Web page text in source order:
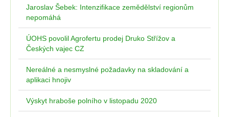
Jaroslav Šebek: Intenzifikace zemědělství regionům
nepomáhá
ÚOHS povolil Agrofertu prodej Druko Střížov a
Českých vajec CZ
Nereálné a nesmyslné požadavky na skladování a
aplikaci hnojiv
Výskyt hraboše polního v listopadu 2020